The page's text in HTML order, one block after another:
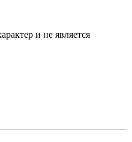
и не является